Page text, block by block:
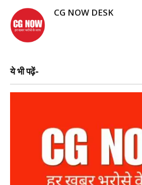
CG NOW DESK
ये भी पढ़ें-